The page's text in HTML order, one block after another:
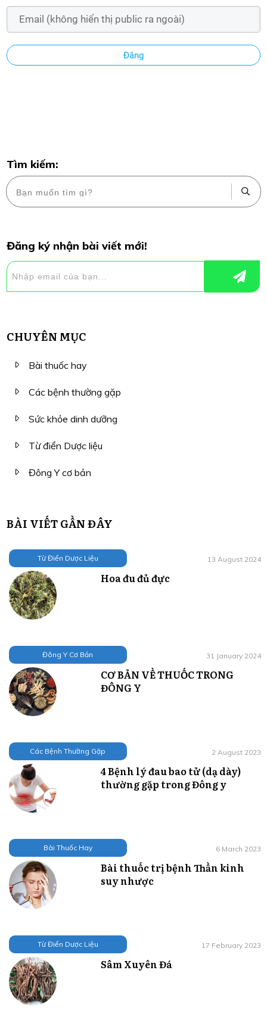
Đăng
Tìm kiếm:
Đăng ký nhận bài viết mới!
CHUYÊN MỤC
Bài thuốc hay
Các bệnh thường gặp
Sức khỏe dinh dưỡng
Từ điển Dược liệu
Đông Y cơ bản
BÀI VIẾT GẦN ĐÂY
Từ Điển Dược Liệu 13 August 2024
Hoa đu đủ đực
Đông Y Cơ Bản 31 January 2024
CƠ BẢN VỀ THUỐC TRONG
ĐÔNG Y
Các Bệnh Thường Gặp 2 August 2023
4 Bệnh lý đau bao tử (dạ dày)
thường gặp trong Đông y
Bài Thuốc Hay 6 March 2023
Bài thuốc trị bệnh Thần kinh
suy nhược
Từ Điển Dược Liệu 17 February 2023
Sâm Xuyên Đá